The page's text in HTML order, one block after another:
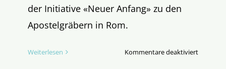
der Initiative «Neuer Anfang» zu den
Apostelgräbern in Rom.
Weiterlesen Kommentare deaktiviertfür